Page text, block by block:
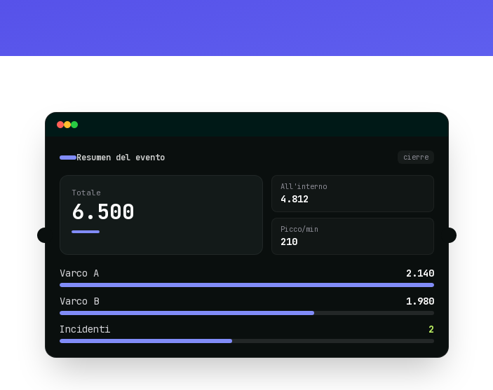
Resumen del evento cierre
Totale
6.500
All'interno
4.812
Picco/min
210
Varco A 2.140
Varco B 1.980
Incidenti 2